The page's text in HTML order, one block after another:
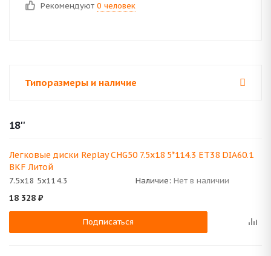
Рекомендуют 0 человек
Типоразмеры и наличие
18''
Легковые диски Replay CHG50 7.5x18 5*114.3 ET38 DIA60.1
BKF Литой
7.5x18 5x114.3 Наличие: Нет в наличии
18 328 ₽
Подписаться